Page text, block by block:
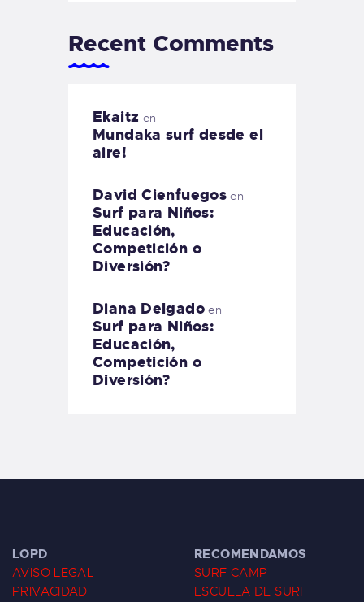
Recent Comments
Ekaitz en
Mundaka surf desde el
aire!
David Cienfuegos en
Surf para Niños:
Educación,
Competición o
Diversión?
Diana Delgadoen
Surf para Niños:
Educación,
Competición o
Diversión?
LOPD
AVISO LEGAL
PRIVACIDAD
RECOMENDAMOS
SURF CAMP
ESCUELA DE SURF